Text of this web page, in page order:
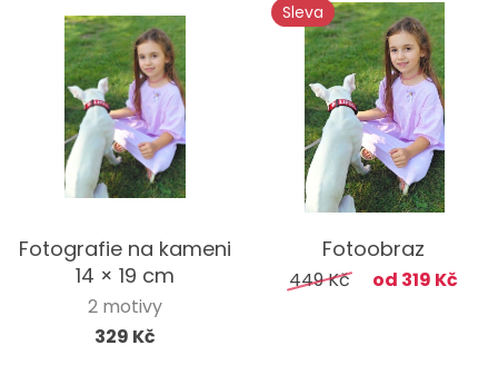
Fotografie na kameni
14 × 19 cm
2 motivy
329 Kč
Sleva
Fotoobraz
449 Kč od 319 Kč